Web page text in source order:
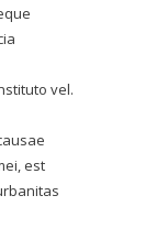
vel.
est